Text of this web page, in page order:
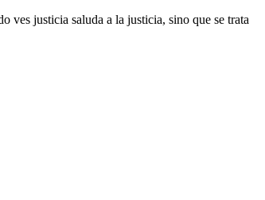
ves justicia saluda a la justicia, sino que se trata